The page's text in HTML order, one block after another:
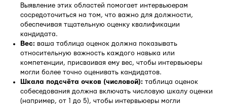
Выявление этих областей помогает интервьюерам
сосредоточиться на том, что важно для должности,
обеспечивая тщательную оценку квалификации
кандидата.
Вес: ваша таблица оценок должна показывать
относительную важность каждого навыка или
компетенции, присваивая ему вес, чтобы интервьюеры
могли более точно оценивать кандидатов.
Шкала подсчёта очков (числовой): таблица оценок
собеседования должна включать числовую шкалу оценки
(например, от 1 до 5), чтобы интервьюеры могли